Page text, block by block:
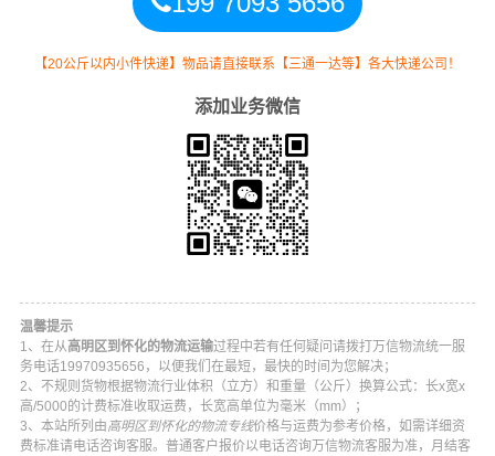
输成本，提高由高明区发货到怀化的物流效率，以便为新
老客户提供更加优质完善的一站式从高明区到湖南怀化
【20公斤以内小件快递】物品请直接联系【三通一达等】各大快递公司！
添加业务微信
温馨提示
1、在从高明区到怀化的物流运输过程中若有任何疑问请拨打万信物流统一服
务电话19970935656，以便我们在最短，最快的时间为您解决；
2、不规则货物根据物流行业体积（立方）和重量（公斤）换算公式：长x宽x
高/5000的计费标准收取运费，长宽高单位为毫米（mm）；
3、本站所列由高明区到怀化的物流专线价格与运费为参考价格，如需详细资
费标准请电话咨询客服。普通客户报价以电话咨询万信物流客服为准，月结客